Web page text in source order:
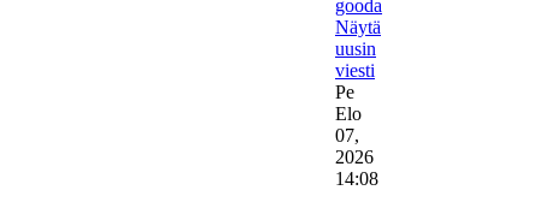
gooda
Näytä
uusin
viesti
Pe
Elo
07,
2026
14:08